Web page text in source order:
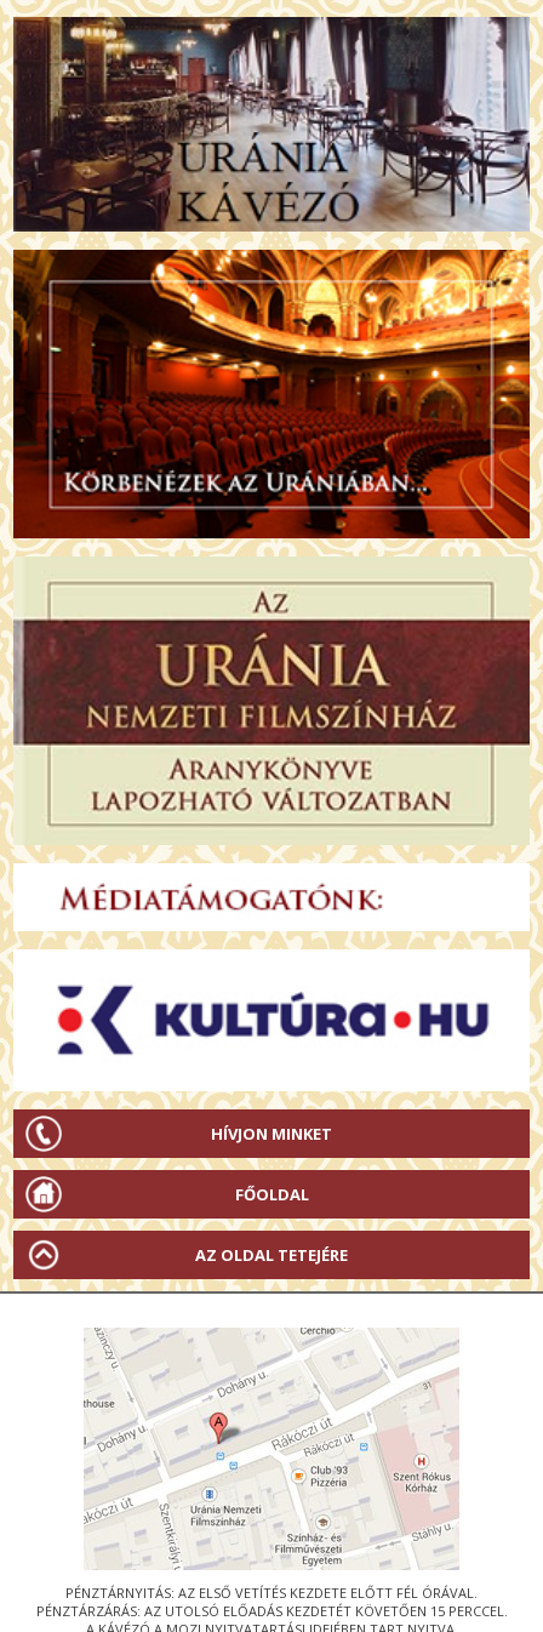
HÍVJON MINKET
FŐOLDAL
AZ OLDAL TETEJÉRE
PÉNZTÁRNYITÁS: AZ ELSŐ VETÍTÉS KEZDETE ELŐTT FÉL ÓRÁVAL.
PÉNZTÁRZÁRÁS: AZ UTOLSÓ ELŐADÁS KEZDETÉT KÖVETŐEN 15 PERCCEL.